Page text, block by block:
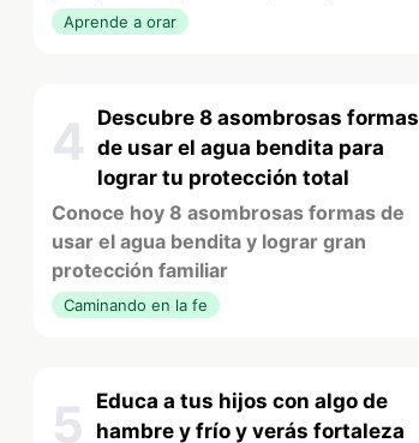
Aprende a orar
4
Descubre 8 asombrosas formas
de usar el agua bendita para
lograr tu protección total
Conoce hoy 8 asombrosas formas de
usar el agua bendita y lograr gran
protección familiar
Caminando en la fe
5
Educa a tus hijos con algo de
hambre y frío y verás fortaleza